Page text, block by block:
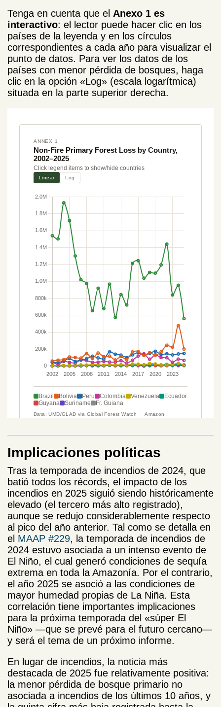
Tenga en cuenta que el Anexo 1 es
interactivo: el lector puede hacer clic en los
países de la leyenda y en los círculos
correspondientes a cada año para visualizar el
punto de datos. Para ver los datos de los
países con menor pérdida de bosques, haga
clic en la opción «Log» (escala logarítmica)
situada en la parte superior derecha.
Implicaciones políticas
Tras la temporada de incendios de 2024, que
batió todos los récords, el impacto de los
incendios en 2025 siguió siendo históricamente
elevado (el tercero más alto registrado),
aunque se redujo considerablemente respecto
al pico del año anterior. Tal como se detalla en
el MAAP #229, la temporada de incendios de
2024 estuvo asociada a un intenso evento de
El Niño, el cual generó condiciones de sequía
extrema en toda la Amazonía. Por el contrario,
el año 2025 se asoció a las condiciones de
mayor humedad propias de La Niña. Esta
correlación tiene importantes implicaciones
para la próxima temporada del «súper El
Niño» —que se prevé para el futuro cercano—
y será el tema de un próximo informe.
En lugar de incendios, la noticia más
destacada de 2025 fue relativamente positiva:
la menor pérdida de bosque primario no
asociada a incendios de los últimos 10 años, y